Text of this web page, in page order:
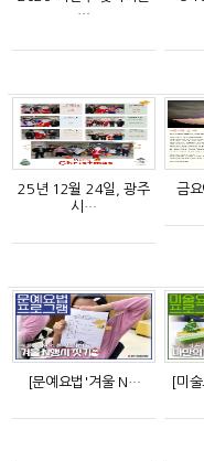
…
25년 12월 24일, 광주
시…
금
[문예요법'겨울 N… [미